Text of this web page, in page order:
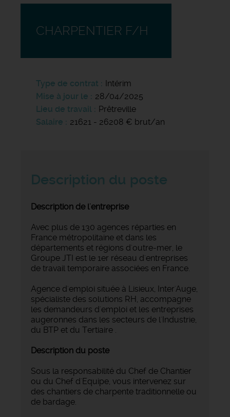
CHARPENTIER F/H
Type de contrat
Intérim
Mise à jour le
28/04/2025
Lieu de travail
Prêtreville
Salaire
21621 - 26208 € brut/an
Description du poste
Description de l'entreprise
Avec plus de 130 agences réparties en
France métropolitaine et dans les
départements et régions d'outre-mer, le
Groupe JTI est le 1er réseau d'entreprises
de travail temporaire associées en France.
Agence d'emploi située à Lisieux, Inter'Auge,
spécialiste des solutions RH, accompagne
les demandeurs d'emploi et les entreprises
augeronnes dans les secteurs de l'Industrie,
du BTP et du Tertiaire .
Description du poste
Sous la responsabilité du Chef de Chantier
ou du Chef d'Equipe, vous intervenez sur
des chantiers de charpente traditionnelle ou
de bardage.